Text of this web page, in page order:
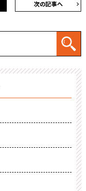
次の記事へ